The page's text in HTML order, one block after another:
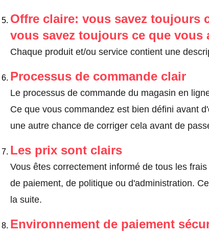
Offre claire: vous savez toujours
vous savez toujours ce que vous
Chaque produit et/ou service contient une
Processus de commande clair
Le processus de commande du magasin en
Ce que vous commandez est bien défini avant
une autre chance de corriger cela avant de
Les prix sont clairs
Vous êtes correctement informé de tous les
de paiement, de politique ou d'administration.
la suite.
Environnement de paiement